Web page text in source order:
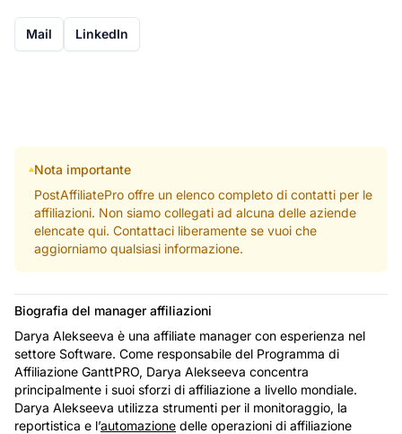
Mail LinkedIn
Nota importante
PostAffiliatePro offre un elenco completo di contatti per le
affiliazioni. Non siamo collegati ad alcuna delle aziende
elencate qui. Contattaci liberamente se vuoi che
aggiorniamo qualsiasi informazione.
Biografia del manager affiliazioni
Darya Alekseeva è una affiliate manager con esperienza nel
settore Software. Come responsabile del Programma di
Affiliazione GanttPRO, Darya Alekseeva concentra
principalmente i suoi sforzi di affiliazione a livello mondiale.
Darya Alekseeva utilizza strumenti per il monitoraggio, la
reportistica e l’automazione delle operazioni di affiliazione